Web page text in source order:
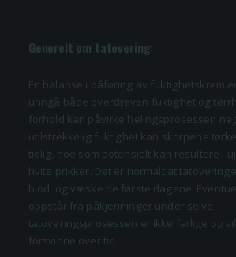
Generelt om tatovering:
En balanse i påføring av fuktighetskrem
unngå både overdreven fuktighet og
forhold kan påvirke helingsprosessen
utilstrekkelig fuktighet kan skorpene
tidlig, noe som potensielt kan resultere i
hvite prikker. Det er normalt at
blod, og væske de første dagene.
oppstår fra påkjenninger under selve
tatoveringsprosessen er ikke farlige og
forsvinne over tid.